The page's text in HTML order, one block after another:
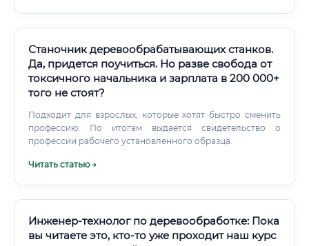
развития деревянного домостроения поддерживаются
на государственном уровне ✅ Квалифицированные
рабочие кадры в дефиците — это значит, что
переговорные позиции специалиста при найме сильны ✅
официальное трудоустройство, социальные гарантии ✅
Возможность быстрого старта: от решения до первой
зарплаты — 3–6 месяцев Карьерный рост: куда двигаться
структурирована и предоставляет реальные
Станочник деревообрабатывающих станков.
Да, придется поучиться. Но разве свобода от
токсичного начальника и зарплата в 200 000+
того не стоят?
Подходит для взрослых, которые хотят быстро сменить
профессию. По итогам выдаётся свидетельство о
профессии рабочего установленного образца.
Читать статью →
Инженер-технолог по деревообработке: Пока
вы читаете это, кто-то уже проходит наш курс